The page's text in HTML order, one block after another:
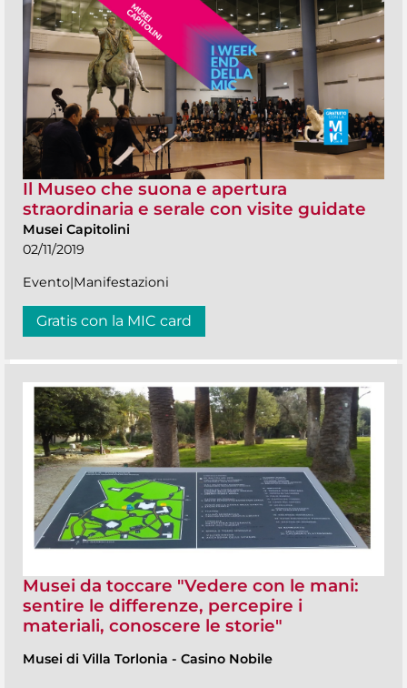
Il Museo che suona e apertura
straordinaria e serale con visite guidate
Musei Capitolini
02/11/2019
Evento|Manifestazioni
Gratis con la MIC card
Musei da toccare "Vedere con le mani:
sentire le differenze, percepire i
materiali, conoscere le storie"
Musei di Villa Torlonia - Casino Nobile